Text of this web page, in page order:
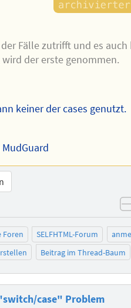
Fälle zutrifft und es auch
der erste genommen.
keiner der cases genutzt.
Foren SELFHTML-Forum
Beitrag im Thread-Baum
case" Problem